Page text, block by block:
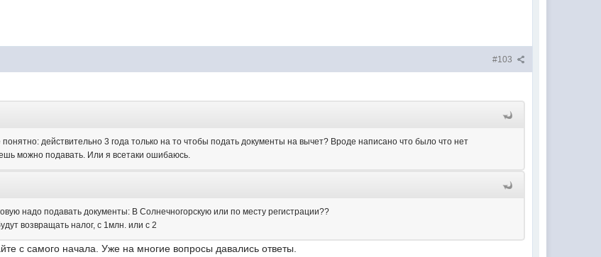
#103
действительно 3 года только на то чтобы подать документы на вычет? Вроде написано что было что нет
можно подавать. Или я всетаки ошибаюсь.
надо подавать документы: В Солнечногорскую или по месту регистрации??
возвращать налог, с 1млн. или с 2
с самого начала. Уже на многие вопросы давались ответы.